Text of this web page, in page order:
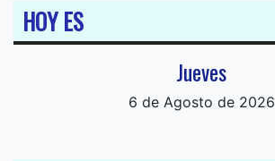
HOY ES
Jueves
6 de Agosto de 2026